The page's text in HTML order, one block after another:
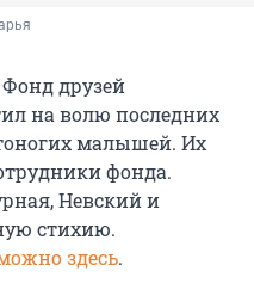
друзей
на волю последних
малышей. Их
фонда.
Невский и
стихию.
здесь.